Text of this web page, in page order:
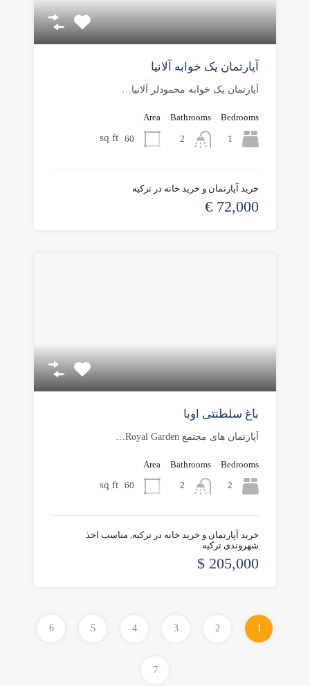
آپارتمان یک خوابه آلانیا
آپارتمان یک خوابه محمودلر آلانیا…
Bedrooms
1
Bathrooms
2
Area
60
sq ft
خرید آپارتمان و خرید خانه در ترکیه
72,000 €
باغ سلطنتی اوبا
آپارتمان های مجتمع Royal Garden…
Bedrooms
2
Bathrooms
2
Area
60
sq ft
خرید آپارتمان و خرید خانه در ترکیه, مناسب اخذ
شهروندی ترکیه
205,000 $
1
2
3
4
5
6
7